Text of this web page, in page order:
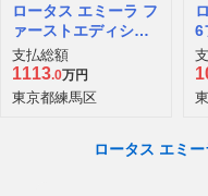
ロータス エミーラ フ
ァーストエディショ
ン
支払総額
1113.0万円
東京都練馬区
6
ロータス エミ